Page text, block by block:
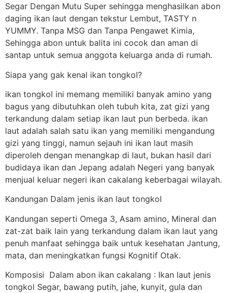
Segar Dengan Mutu Super sehingga menghasilkan abon
daging ikan laut dengan tekstur Lembut, TASTY n
YUMMY. Tanpa MSG dan Tanpa Pengawet Kimia,
Sehingga abon untuk balita ini cocok dan aman di
santap untuk semua anggota keluarga anda di rumah.
Siapa yang gak kenal ikan tongkol?
ikan tongkol ini memang memiliki banyak amino yang
bagus yang dibutuhkan oleh tubuh kita, zat gizi yang
terkandung dalam setiap ikan laut pun berbeda. ikan
laut adalah salah satu ikan yang memiliki mengandung
gizi yang tinggi, namun sejauh ini ikan laut masih
diperoleh dengan menangkap di laut, bukan hasil dari
budidaya ikan dan Jepang adalah Negeri yang banyak
menjual keluar negeri ikan cakalang keberbagai wilayah.
Kandungan Dalam jenis ikan laut tongkol
Kandungan seperti Omega 3, Asam amino, Mineral dan
zat-zat baik lain yang terkandung dalam ikan laut yang
penuh manfaat sehingga baik untuk kesehatan Jantung,
mata, dan meningkatkan fungsi Kognitif Otak.
Komposisi Dalam abon ikan cakalang : Ikan laut jenis
tongkol Segar, bawang putih, jahe, kunyit, gula dan